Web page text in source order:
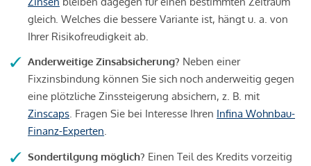
gleich. Welches die bessere Variante ist, hängt u. a. von
Ihrer Risikofreudigkeit ab.
Anderweitige Zinsabsicherung? Neben einer
Fixzinsbindung können Sie sich noch anderweitig gegen
eine plötzliche Zinssteigerung absichern, z. B. mit
Zinscaps. Fragen Sie bei Interesse Ihren Infina Wohnbau-
Finanz-Experten.
Sondertilgung möglich? Einen Teil des Kredits vorzeitig